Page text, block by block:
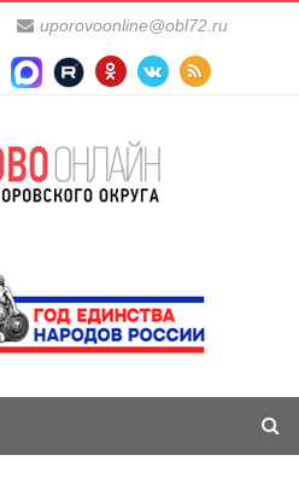
uporovoonline@obl72.ru